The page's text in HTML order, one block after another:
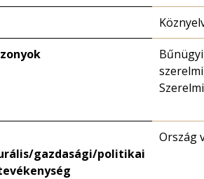
gazdasági/politikai
Ország